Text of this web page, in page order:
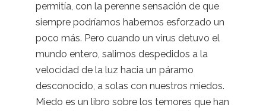
permitía, con la perenne sensación de que
siempre podríamos habernos esforzado un
poco más. Pero cuando un virus detuvo el
mundo entero, salimos despedidos a la
velocidad de la luz hacia un páramo
desconocido, a solas con nuestros miedos.
Miedo es un libro sobre los temores que han